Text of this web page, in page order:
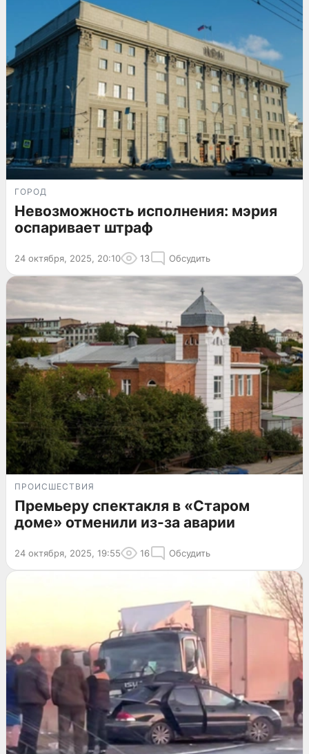
ГОРОД
Невозможность исполнения: мэрия
оспаривает штраф
24 октября, 2025, 20:10 13 Обсудить
ПРОИСШЕСТВИЯ
Премьеру спектакля в «Старом
доме» отменили из-за аварии
24 октября, 2025, 19:55 16 Обсудить